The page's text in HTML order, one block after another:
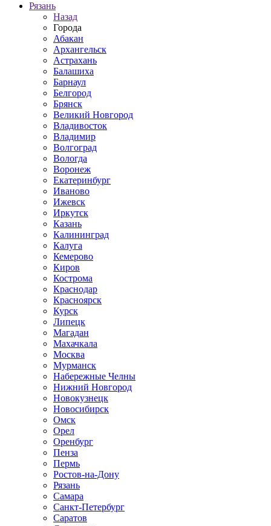
Рязань
Назад
Города
Абакан
Архангельск
Астрахань
Балашиха
Барнаул
Белгород
Брянск
Великий Новгород
Владивосток
Владимир
Волгоград
Вологда
Воронеж
Екатеринбург
Иваново
Ижевск
Иркутск
Казань
Калининград
Калуга
Кемерово
Киров
Кострома
Краснодар
Красноярск
Курск
Липецк
Магадан
Махачкала
Москва
Мурманск
Набережные Челны
Нижний Новгород
Новокузнецк
Новосибирск
Омск
Орел
Оренбург
Пенза
Пермь
Ростов-на-Дону
Рязань
Самара
Санкт-Петербург
Саратов